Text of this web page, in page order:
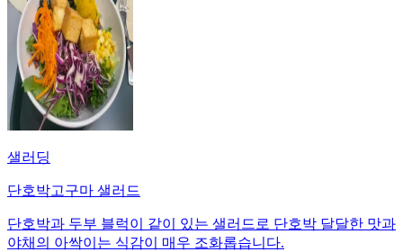
샐러딩
단호박고구마 샐러드
단호박과 두부 블럭이 같이 있는 샐러드로 단호박 달달한 맛과
야채의 아싹이는 식감이 매우 조화롭습니다.